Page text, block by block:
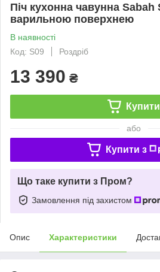
Піч кухонна чавунна
варильною поверхнею
В наявності
Код: S09
Роздріб
13 390 ₴
Купити
або
Купити з
Що таке купити з Пром?
Замовлення під захистом
Опис Характеристики